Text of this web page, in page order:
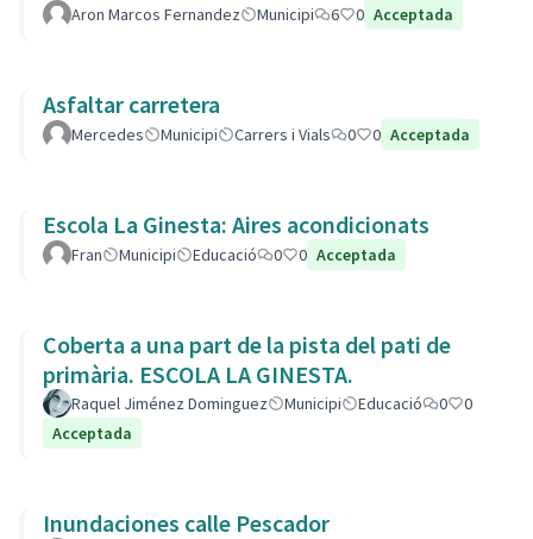
Aron Marcos Fernandez Municipi 6 0 Acceptada
Asfaltar carretera
Mercedes Municipi Carrers i Vials 0 0 Acceptada
Escola La Ginesta: Aires acondicionats
Fran Municipi Educació 0 0 Acceptada
Coberta a una part de la pista del pati de
primària. ESCOLA LA GINESTA.
Raquel Jiménez Dominguez Municipi Educació 0
0
Acceptada
Inundaciones calle Pescador